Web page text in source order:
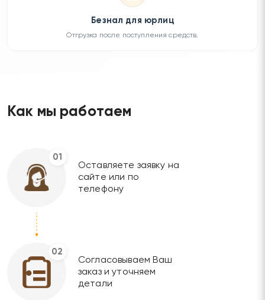
Безнал для юрлиц
Отгрузка после поступления средств.
Как мы работаем
01
Оставляете заявку на
сайте или по
телефону
02
Согласовываем Ваш
заказ и уточняем
детали